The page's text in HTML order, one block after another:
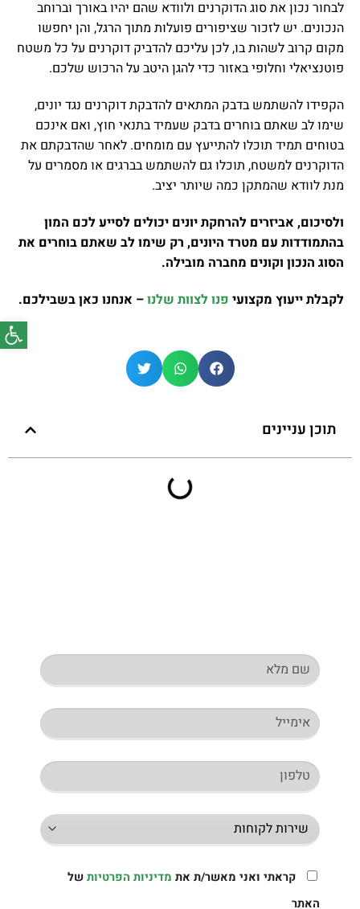
לבחור נכון את סוג הדוקרנים ולוודא שהם יהיו באורך וברוחב
הנכונים. יש לזכור שציפורים פועלות מתוך הרגל, והן יחפשו
מקום קרוב לשהות בו, לכן עליכם להדביק דוקרנים על כל משטח
פוטנציאלי וחלופי באזור כדי להגן היטב על הרכוש שלכם.
הקפידו להשתמש בדבק המתאים להדבקת דוקרנים נגד יונים,
שימו לב שאתם בוחרים בדבק שעמיד בתנאי חוץ, ואם אינכם
בטוחים תמיד תוכלו להתייעץ עם מומחים. לאחר שהדבקתם את
הדוקרנים למשטח, תוכלו גם להשתמש בברגים או מסמרים על
מנת לוודא שהמתקן כמה שיותר יציב.
ולסיכום, אביזרים להרחקת יונים יכולים לסייע לכם המון
בהתמודדות עם מטרד היונים, רק שימו לב שאתם בוחרים את
הסוג הנכון וקונים מחברה מובילה.
לקבלת ייעוץ מקצועי פנו לצוות שלנו– אנחנו כאן בשבילכם.
תוכן עניינים
קראתי ואני מאשר/ת את מדיניות הפרטיותשל
האתר
פתח